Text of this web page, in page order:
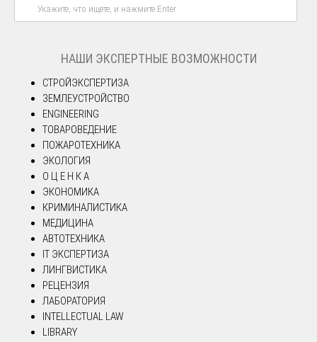
НАШИ ЭКСПЕРТНЫЕ ВОЗМОЖНОСТИ
СТРОЙЭКСПЕРТИЗА
ЗЕМЛЕУСТРОЙСТВО
ENGINEERING
ТОВАРОВЕДЕНИЕ
ПОЖАРОТЕХНИКА
ЭКОЛОГИЯ
О Ц Е Н К А
ЭКОНОМИКА
КРИМИНАЛИСТИКА
МЕДИЦИНА
АВТОТЕХНИКА
IT ЭКСПЕРТИЗА
ЛИНГВИСТИКА
РЕЦЕНЗИЯ
ЛАБОРАТОРИЯ
INTELLECTUAL LAW
LIBRARY